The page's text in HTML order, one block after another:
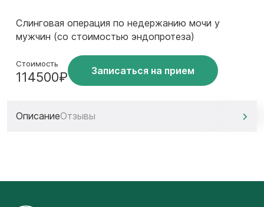
Слинговая операция по недержанию мочи у
мужчин (со стоимостью эндопротеза)
Стоимость
114500₽ Записаться на прием
ОписаниеОтзывы